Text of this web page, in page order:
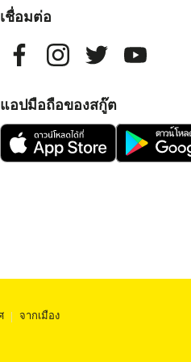
เชื่อมต่อ
แอปมือถือของสกู๊ต
| จากเมือง